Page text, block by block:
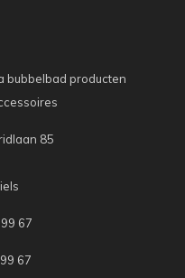
bubbelbad producten
85
67
67